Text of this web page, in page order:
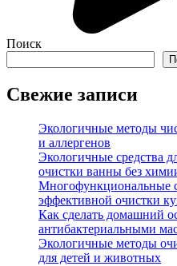
Поиск
Свежие записи
Экологичные методы
и аллергенов
Экологичные средства
очистки ванны без
Многофункциональные
эффективной очистки
Как сделать домашний
антибактериальными
Экологичные методы
для детей и животных